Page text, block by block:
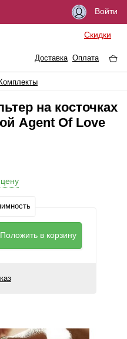
Войти
Скидки
Доставка Оплата
Комплекты
на косточках
Agent Of Love
Положить в корзину